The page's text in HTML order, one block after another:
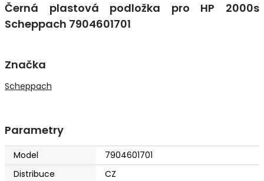
Černá plastová podložka pro HP 2000s
Scheppach 7904601701
Značka
Scheppach
Parametry
Model
7904601701
Distribuce
CZ